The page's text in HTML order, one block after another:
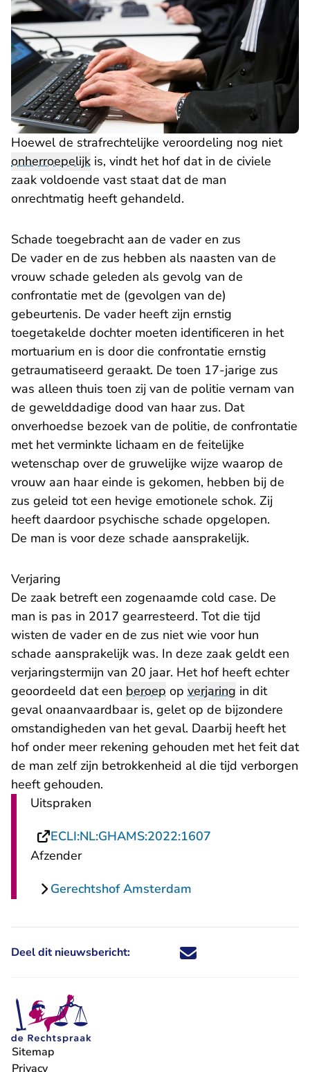
Hoewel de strafrechtelijke veroordeling nog niet
onherroepelijk is, vindt het hof dat in de civiele
zaak voldoende vast staat dat de man
onrechtmatig heeft gehandeld.
Schade toegebracht aan de vader en zus
De vader en de zus hebben als naasten van de
vrouw schade geleden als gevolg van de
confrontatie met de (gevolgen van de)
gebeurtenis. De vader heeft zijn ernstig
toegetakelde dochter moeten identificeren in het
mortuarium en is door die confrontatie ernstig
getraumatiseerd geraakt. De toen 17-jarige zus
was alleen thuis toen zij van de politie vernam van
de gewelddadige dood van haar zus. Dat
onverhoedse bezoek van de politie, de confrontatie
met het verminkte lichaam en de feitelijke
wetenschap over de gruwelijke wijze waarop de
vrouw aan haar einde is gekomen, hebben bij de
zus geleid tot een hevige emotionele schok. Zij
heeft daardoor psychische schade opgelopen.
De man is voor deze schade aansprakelijk.
Verjaring
De zaak betreft een zogenaamde cold case. De
man is pas in 2017 gearresteerd. Tot die tijd
wisten de vader en de zus niet wie voor hun
schade aansprakelijk was. In deze zaak geldt een
verjaringstermijn van 20 jaar. Het hof heeft echter
geoordeeld dat een beroep op verjaring in dit
geval onaanvaardbaar is, gelet op de bijzondere
omstandigheden van het geval. Daarbij heeft het
hof onder meer rekening gehouden met het feit dat
de man zelf zijn betrokkenheid al die tijd verborgen
heeft gehouden.
Uitspraken
ECLI:NL:GHAMS:2022:1607
Afzender
Gerechtshof Amsterdam
Deel dit nieuwsbericht: Deel dit nieuwsbericht via X -
Deel dit nieuwsbericht via
Deel dit nieuwsbericht
Deel dit
Sitemap
Privacy